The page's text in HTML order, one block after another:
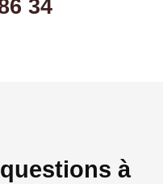
34
à